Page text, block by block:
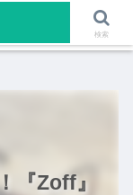
を発信！！
『Zoff』
検索